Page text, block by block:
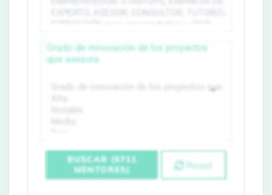
Grado de innovación de los proyectos
que asesora
BUSCAR (6711
MENTORES)
Reset